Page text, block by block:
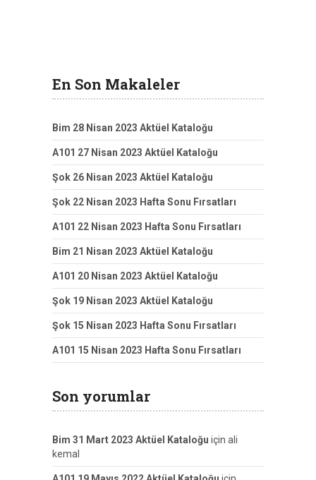
En Son Makaleler
Bim 28 Nisan 2023 Aktüel Kataloğu
A101 27 Nisan 2023 Aktüel Kataloğu
Şok 26 Nisan 2023 Aktüel Kataloğu
Şok 22 Nisan 2023 Hafta Sonu Fırsatları
A101 22 Nisan 2023 Hafta Sonu Fırsatları
Bim 21 Nisan 2023 Aktüel Kataloğu
A101 20 Nisan 2023 Aktüel Kataloğu
Şok 19 Nisan 2023 Aktüel Kataloğu
Şok 15 Nisan 2023 Hafta Sonu Fırsatları
A101 15 Nisan 2023 Hafta Sonu Fırsatları
Son yorumlar
Bim 31 Mart 2023 Aktüel Kataloğu için ali
kemal